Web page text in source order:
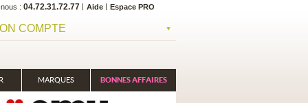
04.72.31.72.77 Aide Espace PRO
COMPTE
MARQUES BONNES AFFAIRES